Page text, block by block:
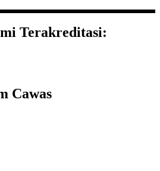
Terakreditasi:
Cawas